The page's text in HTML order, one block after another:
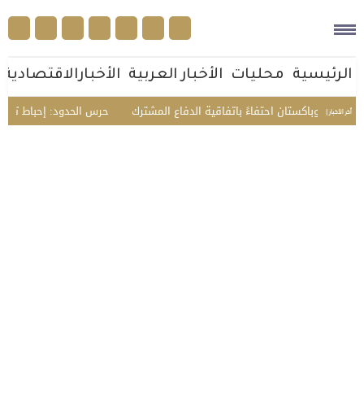
الرئيسية محليات الأخبار العربية الأخبارالاقتصادية
أخر الأخبار | حرس الحدود: إحباط تهريب 16 كيلوجراما من الحشيش وأقراص مخدرة بجازان وباكستان احتفاءً باتفاقية الدفاع المشترك